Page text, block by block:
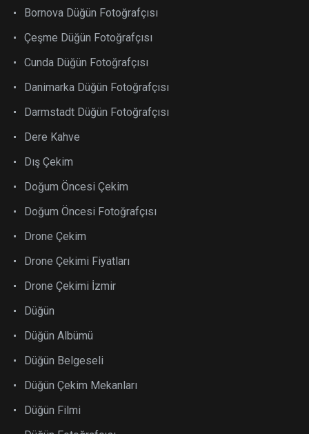
Bornova Düğün Fotoğrafçısı
Çeşme Düğün Fotoğrafçısı
Cunda Düğün Fotoğrafçısı
Danimarka Düğün Fotoğrafçısı
Darmstadt Düğün Fotoğrafçısı
Dere Kahve
Dış Çekim
Doğum Öncesi Çekim
Doğum Öncesi Fotoğrafçısı
Drone Çekim
Drone Çekimi Fiyatları
Drone Çekimi İzmir
Düğün
Düğün Albümü
Düğün Belgeseli
Düğün Çekim Mekanları
Düğün Filmi